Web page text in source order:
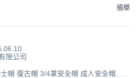
檢舉
限公司
帽 復古帽 3/4罩安全帽 成人安全帽, 平